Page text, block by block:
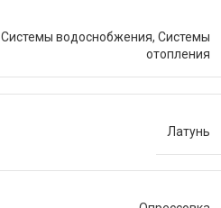
Системы водоснобжения, Системы
отопления
Латунь